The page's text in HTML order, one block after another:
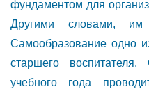
фундаментом для
Другими словами,
Самообразование одно
старшего
учебного года